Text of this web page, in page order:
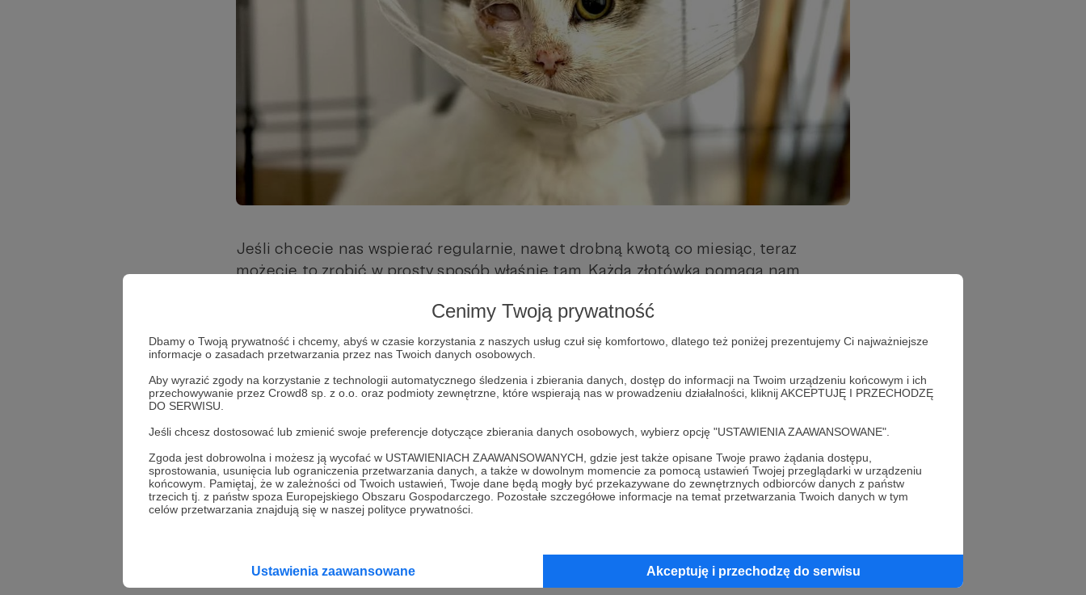
Cenimy Twoją prywatność
Dbamy o Twoją prywatność i chcemy, abyś w czasie korzystania z naszych usług czuł się komfortowo, dlatego też poniżej prezentujemy Ci najważniejsze
informacje o zasadach przetwarzania przez nas Twoich danych osobowych.
Aby wyrazić zgody na korzystanie z technologii automatycznego śledzenia i zbierania danych, dostęp do informacji na Twoim urządzeniu końcowym i ich
przechowywanie przez Crowd8 sp. z o.o. oraz podmioty zewnętrzne, które wspierają nas w prowadzeniu działalności, kliknij AKCEPTUJĘ I PRZECHODZĘ
DO SERWISU.
Jeśli chcesz dostosować lub zmienić swoje preferencje dotyczące zbierania danych osobowych, wybierz opcję "USTAWIENIA ZAAWANSOWANE".
Zgoda jest dobrowolna i możesz ją wycofać w USTAWIENIACH ZAAWANSOWANYCH, gdzie jest także opisane Twoje prawo żądania dostępu,
sprostowania, usunięcia lub ograniczenia przetwarzania danych, a także w dowolnym momencie za pomocą ustawień Twojej przeglądarki w urządzeniu
końcowym. Pamiętaj, że w zależności od Twoich ustawień, Twoje dane będą mogły być przekazywane do zewnętrznych odbiorców danych z państw
trzecich tj. z państw spoza Europejskiego Obszaru Gospodarczego. Pozostałe szczegółowe informacje na temat przetwarzania Twoich danych w tym
celów przetwarzania znajdują się w naszej polityce prywatności.
Ustawienia zaawansowane Akceptuję i przechodzę do serwisu
Jeśli chcecie nas wspierać regularnie, nawet drobną kwotą co miesiąc, teraz
możecie to zrobić w prosty sposób właśnie tam. Każda złotówka pomaga nam
sprawia, że nasze koty czują się bezpiecznie, zanim znajdą swój wymarzony dom. 🏡
🐈
Wszystkie Koty Katarzyny Zobacz profil autora